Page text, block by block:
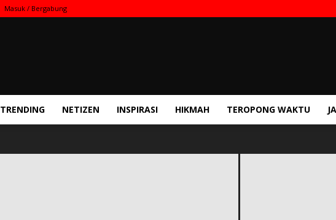
Masuk / Bergabung
TRENDING NETIZEN INSPIRASI HIKMAH TEROPONG WAKTU